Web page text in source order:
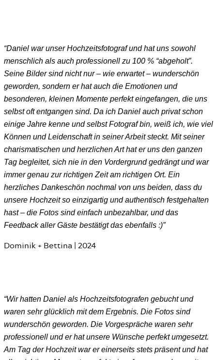
“Daniel war unser Hochzeitsfotograf und hat uns sowohl
menschlich als auch professionell zu 100 % “abgeholt”.
Seine Bilder sind nicht nur – wie erwartet – wunderschön
geworden, sondern er hat auch die Emotionen und
besonderen, kleinen Momente perfekt eingefangen, die uns
selbst oft entgangen sind. Da ich Daniel auch privat schon
einige Jahre kenne und selbst Fotograf bin, weiß ich, wie viel
Können und Leidenschaft in seiner Arbeit steckt. Mit seiner
charismatischen und herzlichen Art hat er uns den ganzen
Tag begleitet, sich nie in den Vordergrund gedrängt und war
immer genau zur richtigen Zeit am richtigen Ort. Ein
herzliches Dankeschön nochmal von uns beiden, dass du
unsere Hochzeit so einzigartig und authentisch festgehalten
hast – die Fotos sind einfach unbezahlbar, und das
Feedback aller Gäste bestätigt das ebenfalls :)”
Dominik + Bettina | 2024
“Wir hatten Daniel als Hochzeitsfotografen gebucht und
waren sehr glücklich mit dem Ergebnis. Die Fotos sind
wunderschön geworden. Die Vorgespräche waren sehr
professionell und er hat unsere Wünsche perfekt umgesetzt.
Am Tag der Hochzeit war er einerseits stets präsent und hat